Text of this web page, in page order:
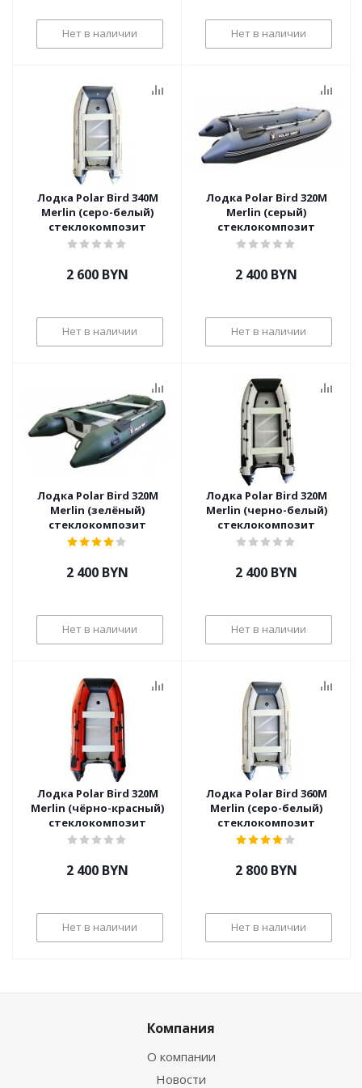
Нет в наличии Нет в наличии
Лодка Polar Bird 340М
Merlin (серо-белый)
стеклокомпозит
2 600 BYN
Нет в наличии
Лодка Polar Bird 320M
Merlin (серый)
стеклокомпозит
2 400 BYN
Нет в наличии
Лодка Polar Bird 320M
Merlin (зелёный)
стеклокомпозит
2 400 BYN
Нет в наличии
Лодка Polar Bird 320M
Merlin (черно-белый)
стеклокомпозит
2 400 BYN
Нет в наличии
Лодка Polar Bird 320M
Merlin (чёрно-красный)
стеклокомпозит
2 400 BYN
Нет в наличии
Лодка Polar Bird 360М
Merlin (серо-белый)
стеклокомпозит
2 800 BYN
Нет в наличии
Компания
О компании
Новости